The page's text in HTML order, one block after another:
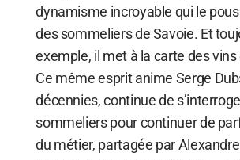
dynamisme incroyable qui le
des sommeliers de Savoie. Et
exemple, il met à la carte des
Ce même esprit anime Serge
décennies, continue de
sommeliers pour continuer de
du métier, partagée par